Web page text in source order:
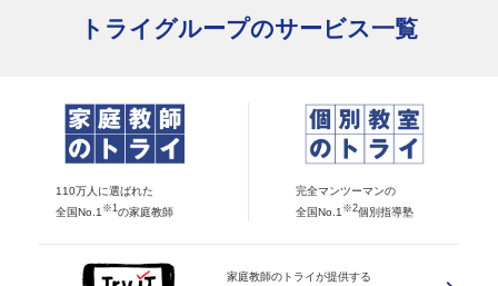
トライグループのサービス一覧
110万人に選ばれた
全国No.1 ※1 の家庭教師
完全マンツーマンの
全国No.1 ※2個別指導塾
家庭教師のトライが提供する